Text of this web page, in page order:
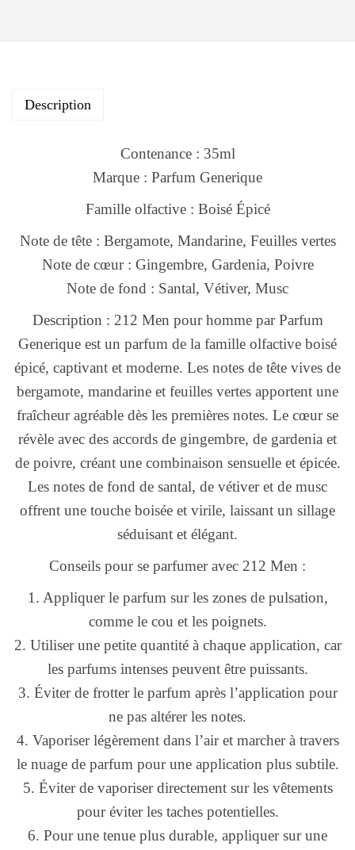
Description
Contenance : 35ml
Marque : Parfum Generique
Famille olfactive : Boisé Épicé
Note de tête : Bergamote, Mandarine, Feuilles vertes
Note de cœur : Gingembre, Gardenia, Poivre
Note de fond : Santal, Vétiver, Musc
Description : 212 Men pour homme par Parfum
Generique est un parfum de la famille olfactive boisé
épicé, captivant et moderne. Les notes de tête vives de
bergamote, mandarine et feuilles vertes apportent une
fraîcheur agréable dès les premières notes. Le cœur se
révèle avec des accords de gingembre, de gardenia et
de poivre, créant une combinaison sensuelle et épicée.
Les notes de fond de santal, de vétiver et de musc
offrent une touche boisée et virile, laissant un sillage
séduisant et élégant.
Conseils pour se parfumer avec 212 Men :
1. Appliquer le parfum sur les zones de pulsation,
comme le cou et les poignets.
2. Utiliser une petite quantité à chaque application, car
les parfums intenses peuvent être puissants.
3. Éviter de frotter le parfum après l’application pour
ne pas altérer les notes.
4. Vaporiser légèrement dans l’air et marcher à travers
le nuage de parfum pour une application plus subtile.
5. Éviter de vaporiser directement sur les vêtements
pour éviter les taches potentielles.
6. Pour une tenue plus durable, appliquer sur une